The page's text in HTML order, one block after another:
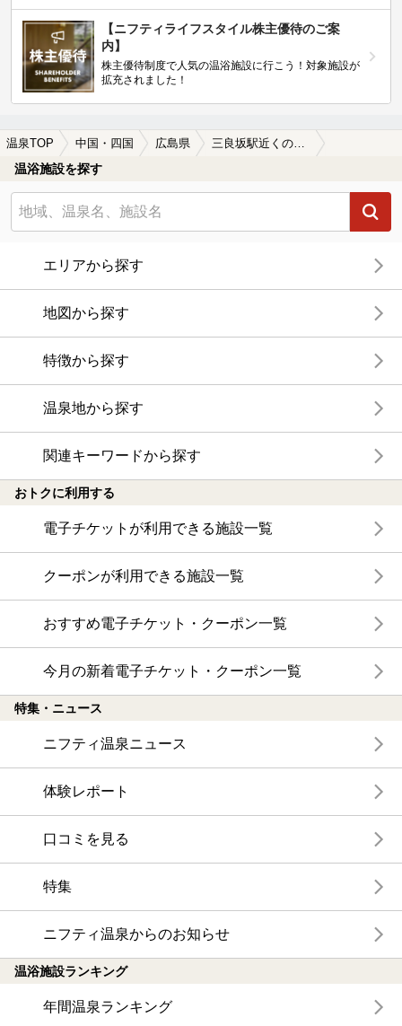
【ニフティライフスタイル株主優待のご案
内】
株主優待制度で人気の温浴施設に行こう！対象施設が
拡充されました！
温泉TOP 中国・四国 広島県 三良坂駅近くの温泉、日帰り温泉、スーパー銭湯おすすめ
温浴施設を探す
エリアから探す
地図から探す
特徴から探す
温泉地から探す
関連キーワードから探す
おトクに利用する
電子チケットが利用できる施設一覧
クーポンが利用できる施設一覧
おすすめ電子チケット・クーポン一覧
今月の新着電子チケット・クーポン一覧
特集・ニュース
ニフティ温泉ニュース
体験レポート
口コミを見る
特集
ニフティ温泉からのお知らせ
温浴施設ランキング
年間温泉ランキング